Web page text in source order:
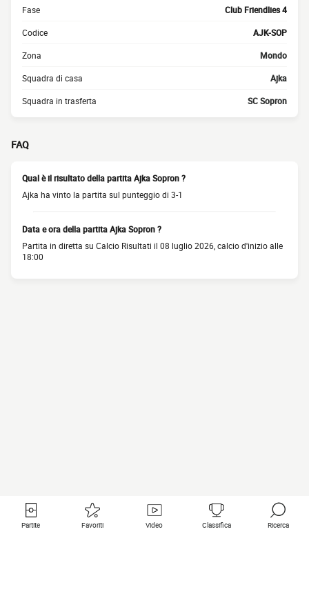
Fase Club Friendlies 4
Codice AJK-SOP
Zona Mondo
Squadra di casa Ajka
Squadra in trasferta SC Sopron
FAQ
Qual è il risultato della partita Ajka Sopron ?
Ajka ha vinto la partita sul punteggio di 3-1
Data e ora della partita Ajka Sopron ?
Partita in diretta su Calcio Risultati il 08 luglio 2026, calcio d'inizio alle
18:00
Partite Favoriti Video Classifica Ricerca